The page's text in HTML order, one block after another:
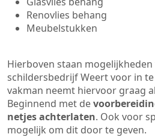
Renovlies behang
Meubelstukken
Hierboven staan mogelijkheden
schildersbedrijf Weert voor in te
vakman neemt hiervoor graag
Beginnend met de
netjes achterlaten. Ook voor
mogelijk om dit door te geven.